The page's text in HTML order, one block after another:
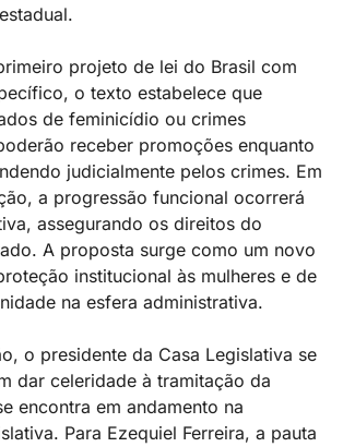
projeto de lei do Brasil com
o texto estabelece que
de feminicídio ou crimes
receber promoções enquanto
judicialmente pelos crimes. Em
a progressão funcional ocorrerá
assegurando os direitos do
A proposta surge como um novo
institucional às mulheres e de
na esfera administrativa.
o presidente da Casa Legislativa se
dar celeridade à tramitação da
encontra em andamento na
Para Ezequiel Ferreira, a pauta